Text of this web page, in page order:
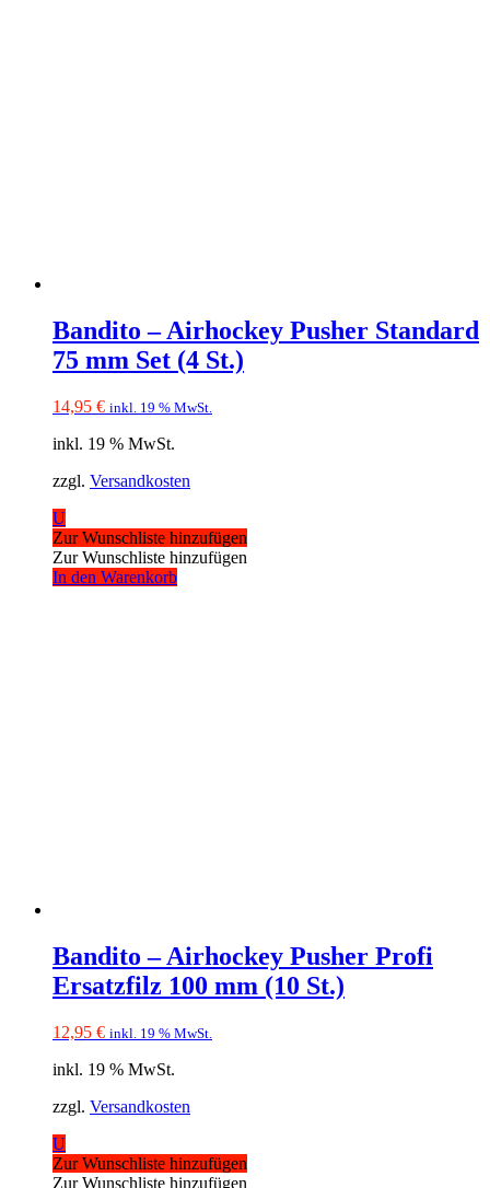
Bandito – Airhockey Pusher Standard
75 mm Set (4 St.)
14,95 € inkl. 19 % MwSt.
inkl. 19 % MwSt.
zzgl. Versandkosten
U
Zur Wunschliste hinzufügen
Zur Wunschliste hinzufügen
In den Warenkorb
Bandito – Airhockey Pusher Profi
Ersatzfilz 100 mm (10 St.)
12,95 € inkl. 19 % MwSt.
inkl. 19 % MwSt.
zzgl. Versandkosten
U
Zur Wunschliste hinzufügen
Zur Wunschliste hinzufügen